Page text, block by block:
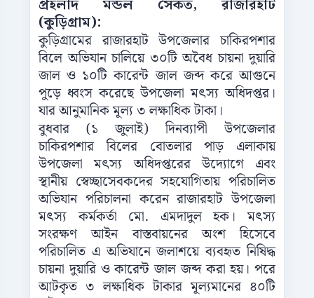
প্রহলাদ মন্ডল সৈকত, রাজারহাট
(কুড়িগ্রাম):
কুড়িগ্রামের রাজারহাট উপজেলার চাকিরপশার
বিলে অভিযান চালিয়ে ৩০টি অবৈধ চায়না দুয়ারি
জাল ও ১০টি কারেন্ট জাল জব্দ করে আগুনে
পুড়ে ধ্বংস করেছে উপজেলা মৎস্য অধিদপ্তর।
যার আনুমানিক মূল্য ৩ লক্ষাধিক টাকা।
বুধবার (১ জুলাই) দিনব্যাপী উপজেলার
চাকিরপশার বিলের বোতলার পাড় এলাকায়
উপজেলা মৎস্য অধিদপ্তরের উদ্যোগে এবং
স্থানীয় স্বেচ্ছাসেবকদের সহযোগিতায় পরিচালিত
অভিযান পরিচালনা করেন রাজারহাট উপজেলা
মৎস্য কর্মকর্তা মো. এমদাদুল হক। মৎস্য
সংরক্ষণ আইন বাস্তবায়নের অংশ হিসেবে
পরিচালিত এ অভিযানে জলাশয়ে ব্যবহৃত নিষিদ্ধ
চায়না দুয়ারি ও কারেন্ট জাল জব্দ করা হয়। পরে
আটকৃত ৩ লক্ষাধিক টাকার মূল্যমানের ৪০টি